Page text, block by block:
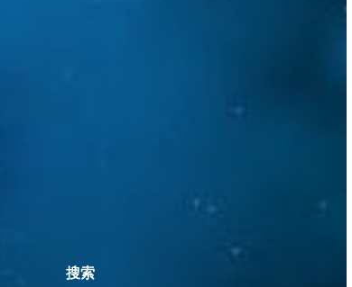
搜索